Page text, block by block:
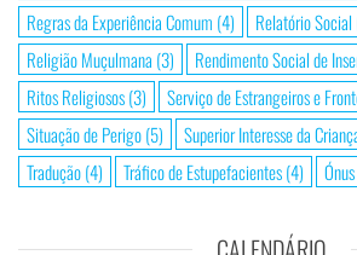
Regras da Experiência Comum (4) Relatório Social
Religião Muçulmana (3) Rendimento Social de
Ritos Religiosos(3) Serviço de Estrangeiros e
Situação de Perigo(5) Superior Interesse da
Tradução(4) Tráfico de Estupefacientes(4)